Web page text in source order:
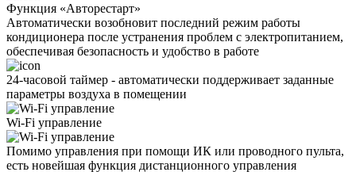
Функция «Авторестарт»
Автоматически возобновит последний режим работы
кондиционера после устранения проблем с электропитанием,
обеспечивая безопасность и удобство в работе
24-часовой таймер - автоматически поддерживает заданные
параметры воздуха в помещении
Wi-Fi управление
Помимо управления при помощи ИК или проводного пульта,
есть новейшая функция дистанционного управления